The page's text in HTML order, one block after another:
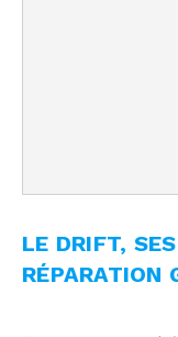
LE DRIFT,
RÉPARATION